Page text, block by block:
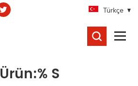
Türkçe
Ürün:% S